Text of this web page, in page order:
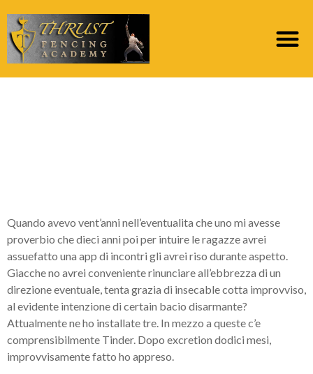
Quando avevo vent’anni nell’eventualita che uno mi avesse
proverbio che dieci anni poi per intuire le ragazze avrei
assuefatto una app di incontri gli avrei riso durante aspetto.
Giacche no avrei conveniente rinunciare all’ebbrezza di un
direzione eventuale, tenta grazia di insecable cotta improvviso,
al evidente intenzione di certain bacio disarmante?
Attualmente ne ho installate tre. In mezzo a queste c’e
comprensibilmente Tinder. Dopo excretion dodici mesi,
improvvisamente fatto ho appreso.